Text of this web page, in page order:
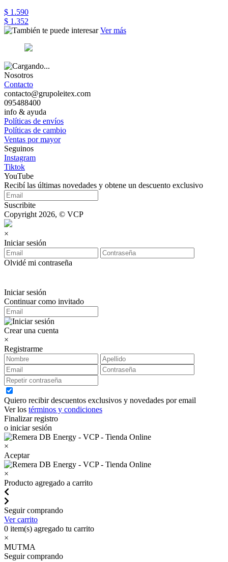
$ 1.590
$ 1.352
Ver más
Nosotros
Contacto
contacto@grupoleitex.com
095488400
info & ayuda
Políticas de envíos
Políticas de cambio
Ventas por mayor
Seguinos
Instagram
Tiktok
YouTube
Recibí las últimas novedades y obtene un descuento exclusivo
Suscribite
Copyright 2026, © VCP
×
Iniciar sesión
Olvidé mi contraseña
Iniciar sesión
Continuar como invitado
Crear una cuenta
×
Registrarme
Quiero recibir descuentos exclusivos y novedades por email
Ver los términos y condiciones
Finalizar registro
o iniciar sesión
×
Aceptar
×
Producto agregado a carrito
Seguir comprando
Ver carrito
0 item(s) agregado tu carrito
×
MUTMA
Seguir comprando